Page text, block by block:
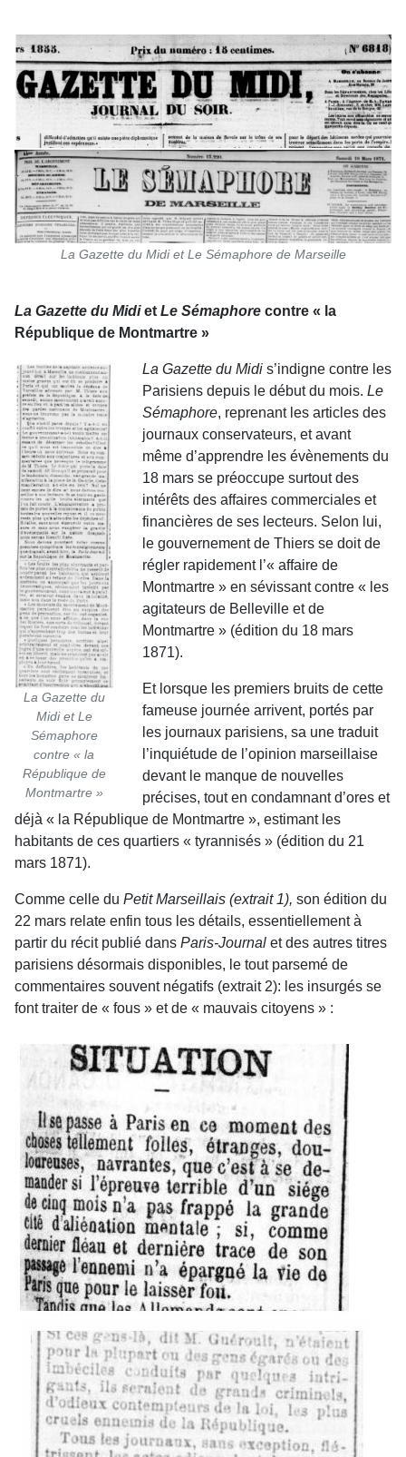
La Gazette du Midi et Le Sémaphore de Marseille
La Gazette du Midiet Le Sémaphore contre « la
République de Montmartre »
La Gazette du
Midi et Le
Sémaphore
contre « la
République de
Montmartre »
La Gazette du Midi s’indigne contre les
Parisiens depuis le début du mois. Le
Sémaphore, reprenant les articles des
journaux conservateurs, et avant
même d’apprendre les évènements du
18 mars se préoccupe surtout des
intérêts des affaires commerciales et
financières de ses lecteurs. Selon lui,
le gouvernement de Thiers se doit de
régler rapidement l’« affaire de
Montmartre » en sévissant contre « les
agitateurs de Belleville et de
Montmartre » (édition du 18 mars
1871).
Et lorsque les premiers bruits de cette
fameuse journée arrivent, portés par
les journaux parisiens, sa une traduit
l’inquiétude de l’opinion marseillaise
devant le manque de nouvelles
précises, tout en condamnant d’ores et
déjà « la République de Montmartre », estimant les
habitants de ces quartiers « tyrannisés » (édition du 21
mars 1871).
Comme celle du Petit Marseillais (extrait 1), son édition du
22 mars relate enfin tous les détails, essentiellement à
partir du récit publié dans Paris-Journal et des autres titres
parisiens désormais disponibles, le tout parsemé de
commentaires souvent négatifs (extrait 2): les insurgés se
font traiter de « fous » et de « mauvais citoyens » :